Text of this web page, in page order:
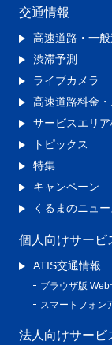
交通情報
高速道路・一
渋滞予測
ライブカメラ
高速道路料金
サービスエリ
トピックス
特集
キャンペーン
くるまのニュー
個人向けサービ
ATIS交通情報
ブラウザ版 Web
スマートフォン
法人向けサービ